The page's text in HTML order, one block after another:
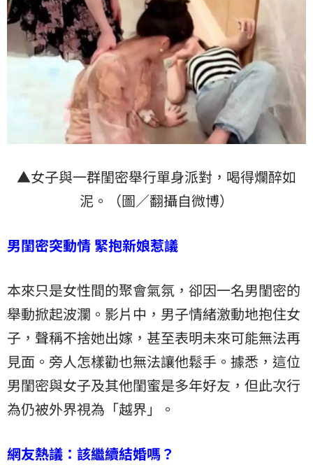
▲女子與一群閨密舉行單身派對，喝得爛醉如
泥。（圖／翻攝自微博）
男閨密突動情 緊抱新娘惹議
本來只是女性間的聚會氣氛，卻因一名男閨密的
舉動掀起波瀾。影片中，男子情緒激動地抱住女
子，聲稱不捨她出嫁，甚至表明未來可能無法再
見面。旁人怎樣勸也無法讓他鬆手。據悉，這位
男閨密與女子及其他閨蜜是多年好友，但此次行
為仍被外界視為「越界」。
網友熱議：該繼續結婚嗎？